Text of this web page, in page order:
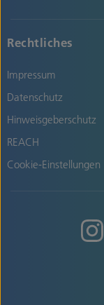
Rechtliches
Impressum
Datenschutz
Hinweisgeberschutz
REACH
Cookie-Einstellungen